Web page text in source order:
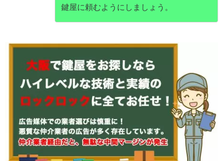
鍵屋に頼むようにしましょう。